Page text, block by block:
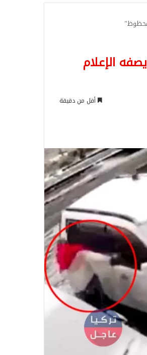
الإعلام
أقل من دقيقة